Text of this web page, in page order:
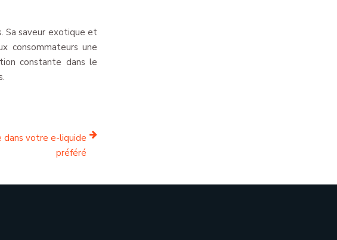
Sa saveur exotique et
consommateurs une
constante dans le
dans votre e-liquide
préféré